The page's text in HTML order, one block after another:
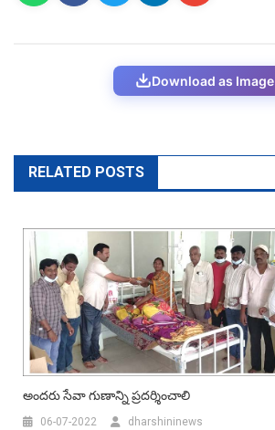
Download as Image
RELATED POSTS
అందరు సేవా గుణాన్ని ప్రదర్శించాలి
06-07-2022 dharshininews